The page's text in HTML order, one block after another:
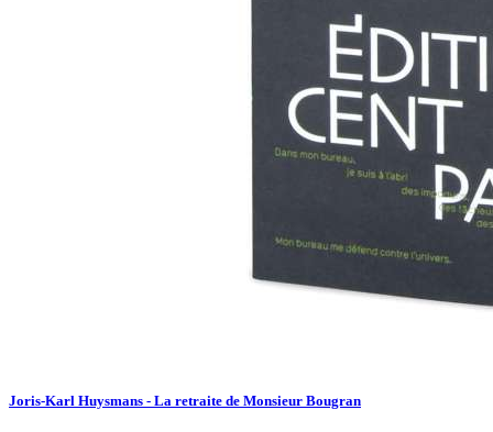
Joris-Karl Huysmans - La retraite de Monsieur Bougran